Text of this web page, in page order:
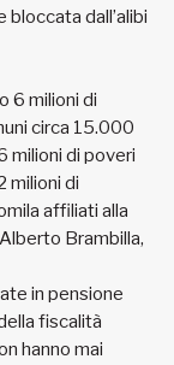
bloccata dall’alibi
6 milioni di
circa 15.000
milioni di poveri
milioni di
affiliati alla
Brambilla,
in pensione
fiscalità
hanno mai